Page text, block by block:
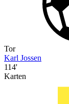
Tor
Karl Jossen
114'
Karten